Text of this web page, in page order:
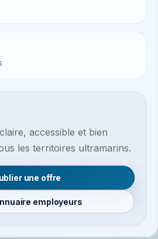
accessible et bien
les territoires ultramarins.
une offre
employeurs